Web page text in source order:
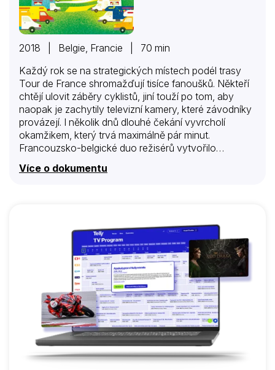
2018 | Belgie, Francie | 70 min
Každý rok se na strategických místech podél trasy
Tour de France shromažďují tisíce fanoušků. Někteří
chtějí ulovit záběry cyklistů, jiní touží po tom, aby
naopak je zachytily televizní kamery, které závodníky
provázejí. I několik dnů dlouhé čekání vyvrcholí
okamžikem, který trvá maximálně pár minut.
Francouzsko-belgické duo režisérů vytvořilo
Více o dokumentu